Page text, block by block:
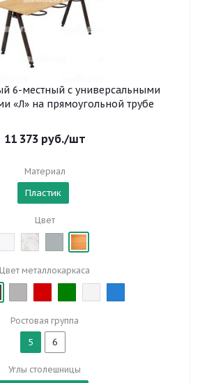
6-местный с универсальными
«Л» на прямоугольной трубе
11 373руб./шт
Материал
Пластик
Цвет
Цвет металлокаркаса
Ростовая группа
5 6
Углы столешницы